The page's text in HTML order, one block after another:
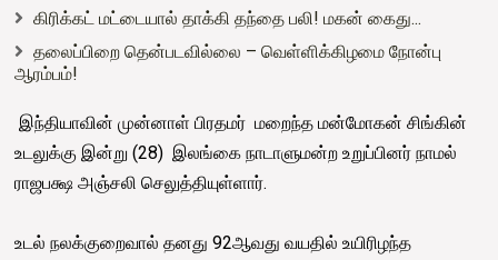
கிரிக்கட் மட்டையால் தாக்கி தந்தை பலி! மகன் கைது...
தலைப்பிறை தென்படவில்லை – வெள்ளிக்கிழமை நோன்பு
ஆரம்பம்!
இந்தியாவின் முன்னாள் பிரதமர் மறைந்த மன்மோகன் சிங்கின்
உடலுக்கு இன்று (28) இலங்கை நாடாளுமன்ற உறுப்பினர் நாமல்
ராஜபக்ஷ அஞ்சலி செலுத்தியுள்ளார்.
உடல் நலக்குறைவால் தனது 92ஆவது வயதில் உயிரிழந்த